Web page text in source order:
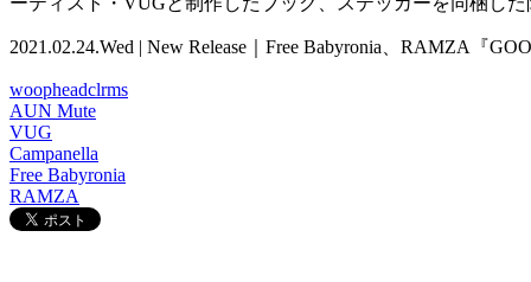
2021.02.24.Wed | New Release｜Free Babyronia、RAMZA『
woopheadclrms
AUN Mute
VUG
Campanella
Free Babyronia
RAMZA